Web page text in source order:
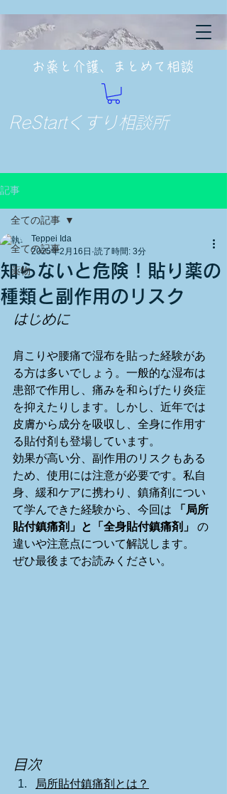
お薬と介護、まとめて相談
ReStartくすり相談所
記事
全ての記事
薬物
全ての記事
知らないと危険！貼り薬の
種類と副作用のリスク
Teppei Ida
2025年2月16日 読了時間: 3分
はじめに
肩こりや腰痛で湿布を貼った経験があ
る方は多いでしょう。一般的な湿布は
患部で作用し、痛みを和らげたり炎症
を抑えたりします。しかし、近年では
皮膚から成分を吸収し、全身に作用す
る貼付剤も登場しています。
効果が高い分、副作用のリスクもある
ため、使用には注意が必要です。私自
身、緩和ケアに携わり、鎮痛剤につい
て学んできた経験から、今回は
「局所
貼付鎮痛剤」と「全身貼付鎮痛剤」
の
違いや注意点について解説します。
ぜひ最後までお読みください。
目次
局所貼付鎮痛剤とは？